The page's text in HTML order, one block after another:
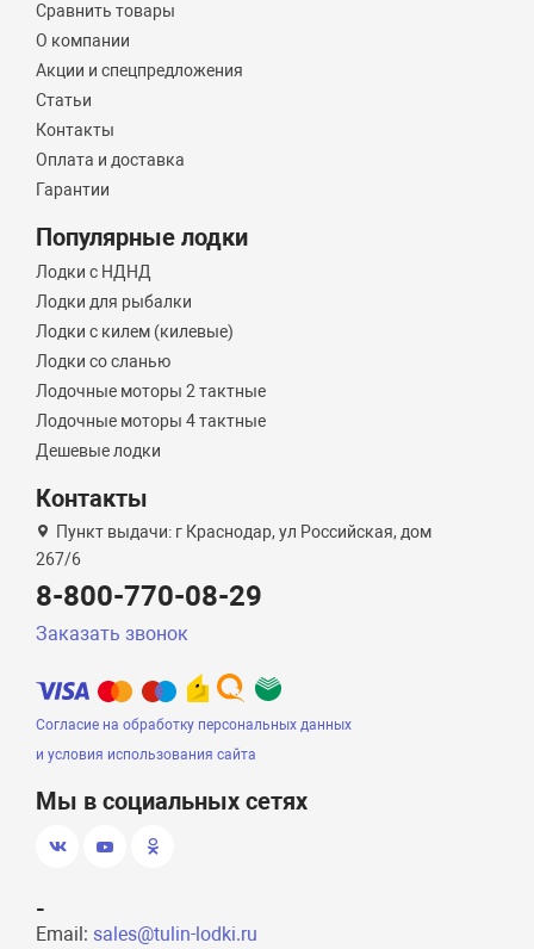
Сравнить товары
О компании
Акции и спецпредложения
Статьи
Контакты
Оплата и доставка
Гарантии
Популярные лодки
Лодки с НДНД
Лодки для рыбалки
Лодки с килем (килевые)
Лодки со сланью
Лодочные моторы 2 тактные
Лодочные моторы 4 тактные
Дешевые лодки
Контакты
Пункт выдачи: г Краснодар, ул Российская, дом
267/6
8-800-770-08-29
Заказать звонок
Согласие на обработку персональных данных
и условия использования сайта
Мы в социальных сетях
-
Email: sales@tulin-lodki.ru